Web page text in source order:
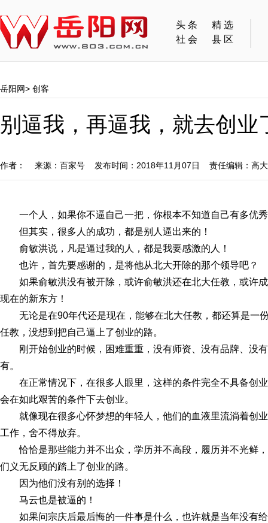
头条
精选
社会
县区
岳阳网> 创客
别逼我，再逼我，就去创业
作者： 来源：百家号 发布时间：2018年11月07日 责任编辑：高
一个人，如果你不逼自己一把，你根本不知道自己有多优
但其实，很多人的成功，都是别人逼出来的！
俞敏洪说，凡是逼过我的人，都是我要感激的人！
也许，首先要感谢的，是将他从北大开除的那个领导吧？
如果俞敏洪没有被开除，或许俞敏洪还在北大任教，或许
现在的新东方！
无论是在90年代还是现在，能够在北大任教，都还算是一
任教，没想到把自己逼上了创业的路。
刚开始创业的时候，困难重重，没有师资、没有品牌、没
有。
在正常情况下，在很多人眼里，这样的条件完全不具备创
会在如此艰苦的条件下去创业。
就像现在很多心怀梦想的年轻人，他们的血液里流淌着创
工作，舍不得放弃。
恰恰是那些能力并不出众，学历并不高段，履历并不光鲜
们义无反顾的踏上了创业的路。
因为他们没有别的选择！
马云也是被逼的！
如果问宗庆后最后悔的一件事是什么，也许就是当年没有